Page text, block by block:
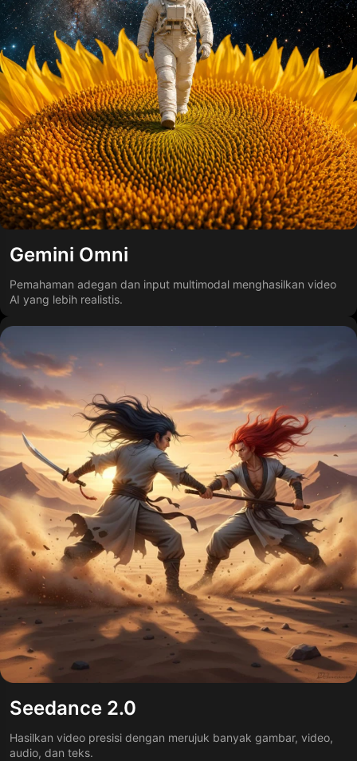
Gemini Omni
Pemahaman adegan dan input multimodal menghasilkan video
AI yang lebih realistis.
Seedance 2.0
Hasilkan video presisi dengan merujuk banyak gambar, video,
audio, dan teks.